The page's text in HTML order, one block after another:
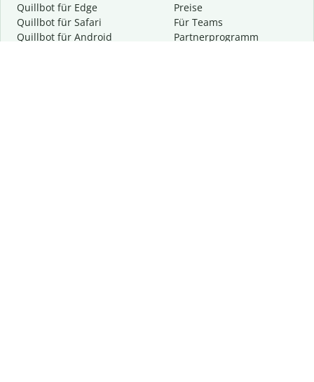
Quillbot für Edge
Quillbot für Safari
Quillbot für Android
Preise
Für Teams
Partnerprogramm